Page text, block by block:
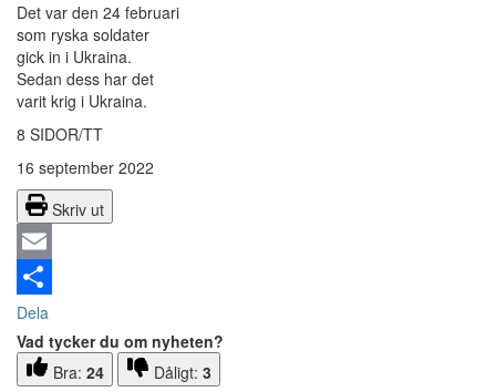
Det var den 24 februari
som ryska soldater
gick in i Ukraina.
Sedan dess har det
varit krig i Ukraina.
8 SIDOR/TT
16 september 2022
Skriv ut
Email
Dela
Vad tycker du om nyheten?
Bra: 24 Dåligt: 3